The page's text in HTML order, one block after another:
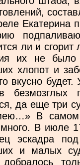
Екатерина
ли и
их не было
хлопот и
вкусно
да еще три
В самом
В июле
эскадра
и малых